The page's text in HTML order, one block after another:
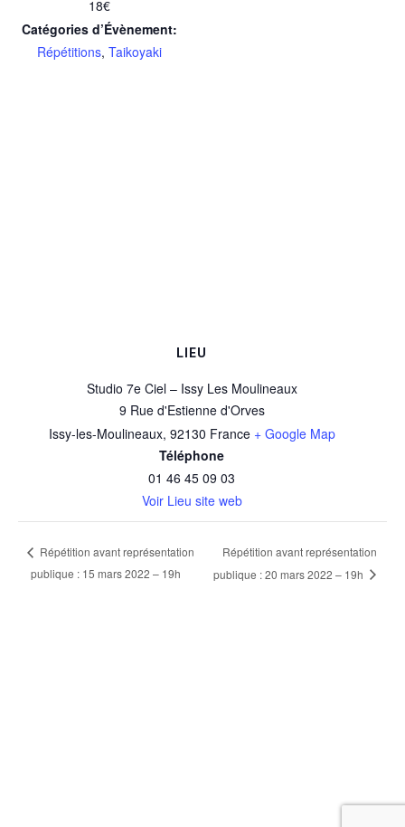
18€
Catégories d’Évènement:
Répétitions, Taikoyaki
LIEU
Studio 7e Ciel – Issy Les Moulineaux
9 Rue d'Estienne d'Orves
Issy-les-Moulineaux, 92130 France + Google Map
Téléphone
01 46 45 09 03
Voir Lieu site web
Répétition avant représentation
publique : 15 mars 2022 – 19h
Répétition avant représentation
publique : 20 mars 2022 – 19h